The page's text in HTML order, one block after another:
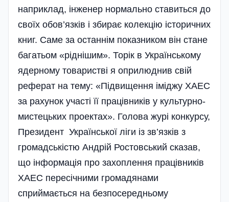
наприклад, інженер нормально ставиться до
своїх обов’язків і збирає колекцію історичних
книг. Саме за останнім показником він стане
багатьом «ріднішим». Торік в Українському
ядерному товаристві я оприлюднив свій
реферат на тему: «Підвищення іміджу ХАЕС
за рахунок участі її працівників у культурно-
мистецьких проектах». Голова журі конкурсу,
Президент Української ліги із зв’язків з
громадськістю Андрій Ростовський сказав,
що інформація про захоплення працівників
ХАЕС пересічними громадянами
сприймається на безпосередньому